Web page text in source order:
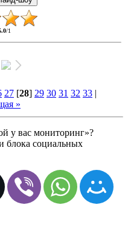
/1
27 [28] 29 30 31 32 33 |
»
у вас мониторинг»?
блока социальных